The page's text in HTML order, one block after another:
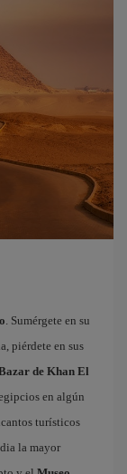
. Sumérgete en su
piérdete en sus
de Khan El
en algún
turísticos
la mayor